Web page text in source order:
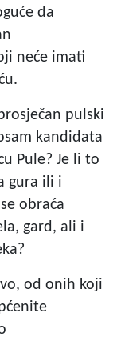
da
neće imati
pulski
kandidata
Pule? Je li to
gura ili i
obraća
gard, ali i
od onih koji